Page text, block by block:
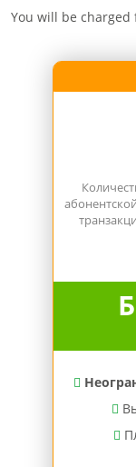
You will be